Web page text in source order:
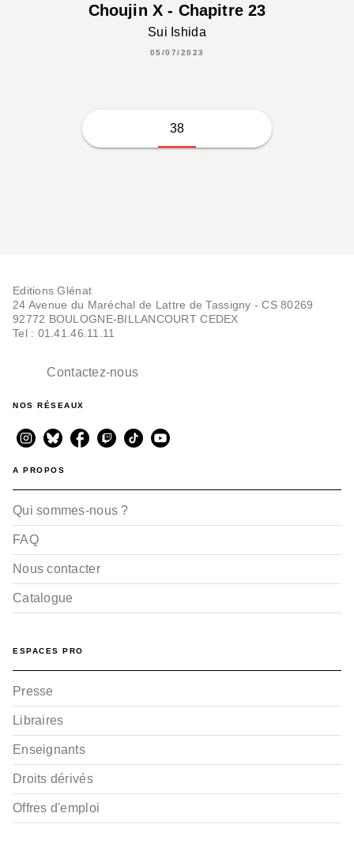
Choujin X - Chapitre 23
Sui Ishida
05/07/2023
38
Editions Glénat
24 Avenue du Maréchal de Lattre de Tassigny - CS 80269
92772 BOULOGNE-BILLANCOURT CEDEX
Tel : 01.41.46.11.11
Contactez-nous
NOS RÉSEAUX
A PROPOS
Qui sommes-nous ?
FAQ
Nous contacter
Catalogue
ESPACES PRO
Presse
Libraires
Enseignants
Droits dérivés
Offres d'emploi